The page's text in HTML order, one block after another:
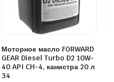
Моторное масло FORWARD
GEAR Diesel Turbo D2 10W-
40 API CH-4, канистра 20 л
34